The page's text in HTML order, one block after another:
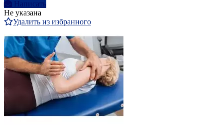
Написать
Не указана
Удалить из избранного